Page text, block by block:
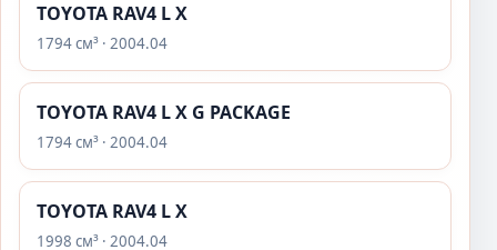
TOYOTA RAV4 L X
1794 см³ · 2004.04
TOYOTA RAV4 L X G PACKAGE
1794 см³ · 2004.04
TOYOTA RAV4 L X
1998 см³ · 2004.04